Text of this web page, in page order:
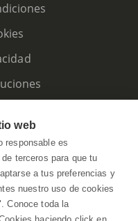
web
responsable es
terceros para que tu
a tus preferencias y
nuestro uso de cookies
Conoce toda la